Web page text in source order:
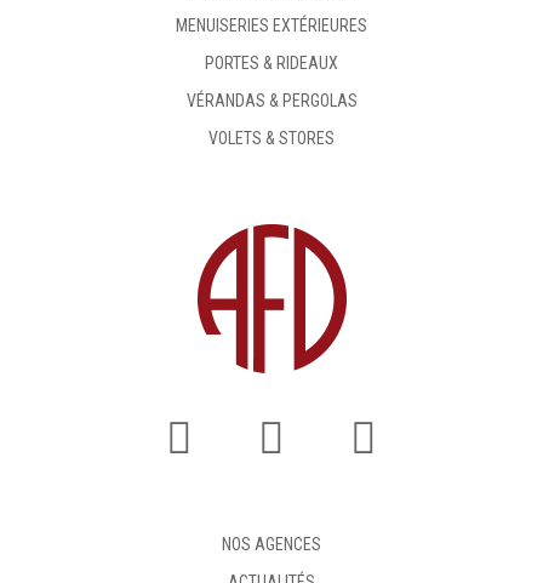
MENUISERIES EXTÉRIEURES
PORTES & RIDEAUX
VÉRANDAS & PERGOLAS
VOLETS & STORES
NOS AGENCES